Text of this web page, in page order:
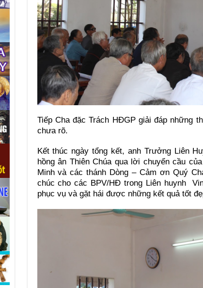
Tiếp Cha đặc Trách HĐGP giải đáp những
chưa rõ.
Kết thúc ngày tổng kết, anh Trưởng Liên
hồng ân Thiên Chúa qua lời chuyển cầu
Minh và các thánh Dòng – Cảm ơn Quý
chúc cho các BPV/HĐ trong Liên huynh
phục vụ và gặt hái được những kết quả tốt